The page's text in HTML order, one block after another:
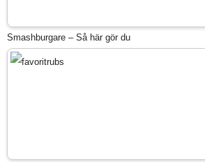
Smashburgare – Så här gör du